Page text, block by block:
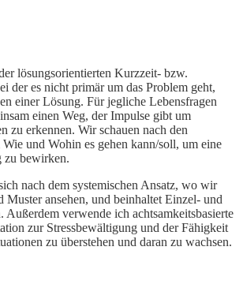
lösungsorientierten Kurzzeit- bzw.
der es nicht primär um das Problem geht,
einer Lösung. Für jegliche Lebensfragen
einen Weg, der Impulse gibt um
zu erkennen. Wir schauen nach den
Wie und Wohin es gehen kann/soll, um eine
zu bewirken.
nach dem systemischen Ansatz, wo wir
Muster ansehen, und beinhaltet Einzel- und
Außerdem verwende ich achtsamkeitsbasierte
zur Stressbewältigung und der Fähigkeit
zu überstehen und daran zu wachsen.